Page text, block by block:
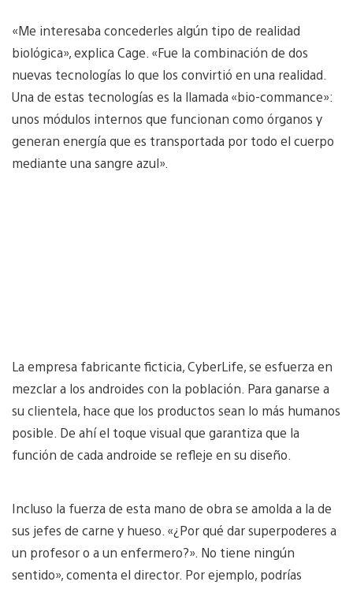
«Me interesaba concederles algún tipo de realidad
biológica», explica Cage. «Fue la combinación de dos
nuevas tecnologías lo que los convirtió en una realidad.
Una de estas tecnologías es la llamada «bio-commance»:
unos módulos internos que funcionan como órganos y
generan energía que es transportada por todo el cuerpo
mediante una sangre azul».
La empresa fabricante ficticia, CyberLife, se esfuerza en
mezclar a los androides con la población. Para ganarse a
su clientela, hace que los productos sean lo más humanos
posible. De ahí el toque visual que garantiza que la
función de cada androide se refleje en su diseño.
Incluso la fuerza de esta mano de obra se amolda a la de
sus jefes de carne y hueso. «¿Por qué dar superpoderes a
un profesor o a un enfermero?». No tiene ningún
sentido», comenta el director. Por ejemplo, podrías